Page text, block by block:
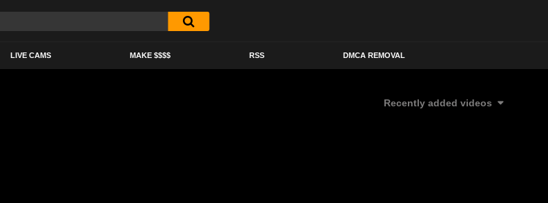
LIVE CAMS MAKE $$$$ RSS DMCA REMOVAL
Recently added videos